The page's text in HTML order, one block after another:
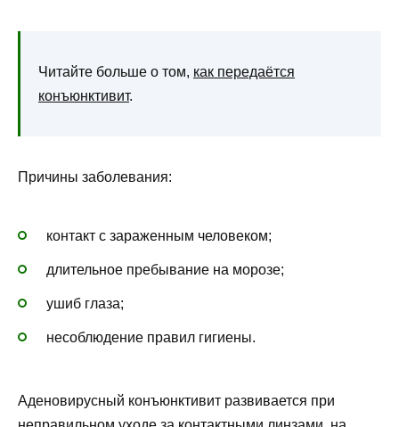
Читайте больше о том, как передаётся
конъюнктивит.
Причины заболевания:
контакт с зараженным человеком;
длительное пребывание на морозе;
ушиб глаза;
несоблюдение правил гигиены.
Аденовирусный конъюнктивит развивается при